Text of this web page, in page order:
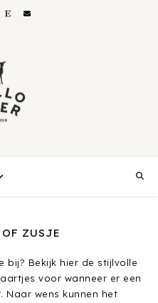
ZUSJE
bij? Bekijk hier de stijlvolle
voor wanneer er een
Naar wens kunnen het